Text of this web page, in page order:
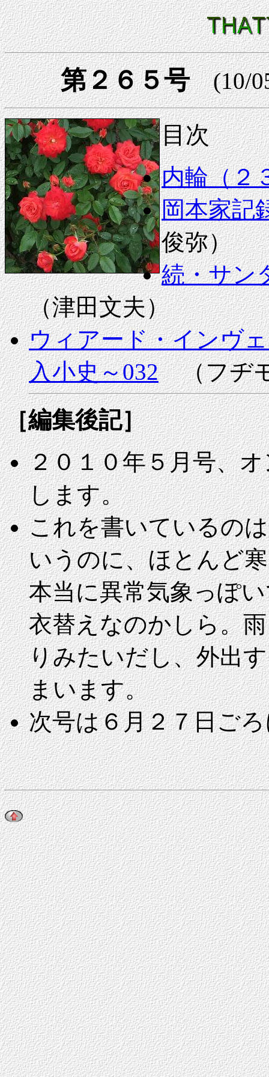
第２６５号(10/
目次
内輪（２
岡本家記
俊弥）
続・サン
（津田文夫）
ウィアード・インヴ
入小史～032（フヂ
［編集後記］
２０１０年５月号、
します。
これを書いているの
いうのに、ほとんど
本当に異常気象っぽ
衣替えなのかしら。
りみたいだし、外出
まいます。
次号は６月２７日ご